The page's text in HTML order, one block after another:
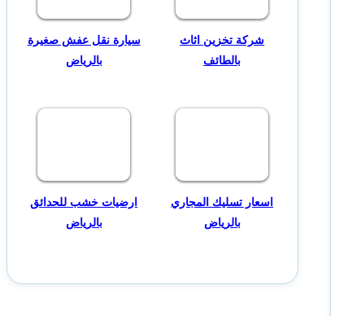
شركة تخزين اثاث
بالطائف
سيارة نقل عفش صغيرة
بالرياض
اسعار تسليك المجاري
بالرياض
ارضيات خشب للحدائق
بالرياض